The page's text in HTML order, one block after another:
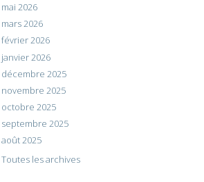
mai 2026
mars 2026
février 2026
janvier 2026
décembre 2025
novembre 2025
octobre 2025
septembre 2025
août 2025
Toutes les archives